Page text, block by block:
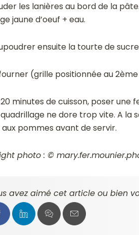
les lanières au bord de la
jaune d’oeuf + eau.
ensuite la tourte de
(grille positionnée au
minutes de cuisson, poser une
ne dore trop vite. A
pommes avant de servir.
photo : ©
avez aimé cet article ou bien